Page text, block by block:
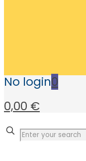
No login0
0,00 €